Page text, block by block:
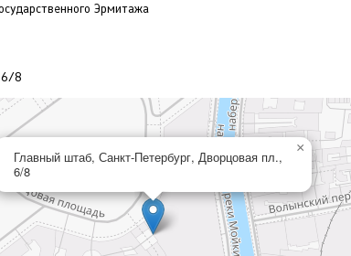
Эрмитажа
6/8
Главный штаб, Санкт-Петербург, Дворцовая пл.,
6/8
×